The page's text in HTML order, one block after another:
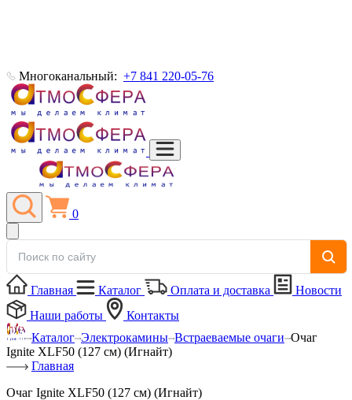
Многоканальный: +7 841 220-05-76
0
Главная Каталог Оплата и доставка
Новости
Наши работы
Контакты
Каталог Электрокамины Встраеваемые очаги Очаг
Ignite XLF50 (127 см) (Игнайт)
Главная
Очаг Ignite XLF50 (127 см) (Игнайт)